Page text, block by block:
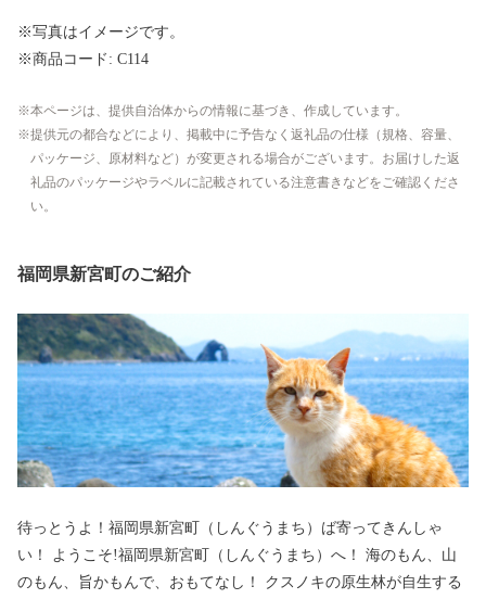
※写真はイメージです。
※商品コード: C114
本ページは、提供自治体からの情報に基づき、作成しています。
提供元の都合などにより、掲載中に予告なく返礼品の仕様（規格、容量、
パッケージ、原材料など）が変更される場合がございます。お届けした返
礼品のパッケージやラベルに記載されている注意書きなどをご確認くださ
い。
福岡県新宮町のご紹介
待っとうよ！福岡県新宮町（しんぐうまち）ば寄ってきんしゃ
い！ ようこそ!福岡県新宮町（しんぐうまち）へ！ 海のもん、山
のもん、旨かもんで、おもてなし！ クスノキの原生林が自生する